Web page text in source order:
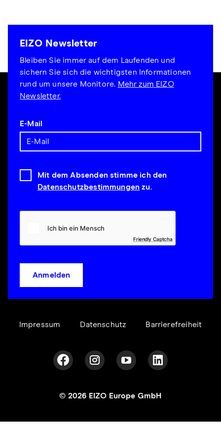
EIZO Newsletter
Bleiben Sie immer auf dem Laufenden und
sichern Sie sich die wichtigsten Informationen
rund um unsere Monitore. Mehr zum EIZO
Newsletter.
E-Mail
Mit dem Absenden stimme ich den
Datenschutzbestimmungen zu.
Friendly Captcha
Anmelden
Impressum Datenschutz Barrierefreiheit
© 2026 EIZO Europe GmbH